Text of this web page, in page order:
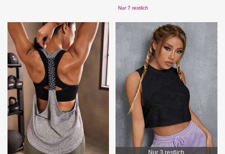
Nur 7 restlich
Nur 3 restlich